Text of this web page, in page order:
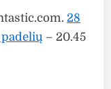
28
padelių – 20.45